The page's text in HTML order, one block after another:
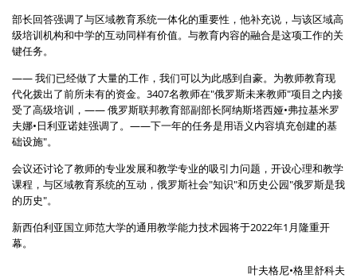
部长回答强调了与区域教育系统一体化的重要性，他补充说，与该区域高
级培训机构和中学的互动同样有价值。与教育内容的融合是这项工作的关
键任务。
—— 我们已经做了大量的工作，我们可以为此感到自豪。为教师教育现
代化拨出了前所未有的资金。3407名教师在"俄罗斯未来教师"项目之内接
受了高级培训，—— 俄罗斯联邦教育部副部长阿纳斯塔西娅•弗拉基米罗
夫娜•日利亚诺娃强调了。——下一年的任务是用语义内容填充创建的基
础设施"。
会议还讨论了教师的专业发展和教学专业的吸引力问题，开设心理和教学
课程，与区域教育系统的互动，俄罗斯社会"知识"和历史公园"俄罗斯是我
的历史"。
新西伯利亚国立师范大学的通用教学能力技术园将于2022年1月隆重开
幕。
叶夫格尼•格里舒科夫